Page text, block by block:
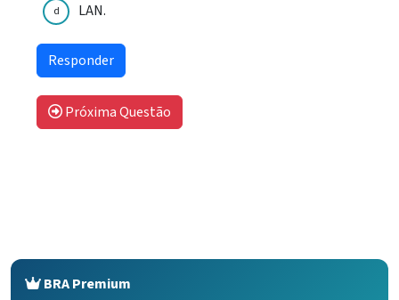
d LAN.
Próxima Questão
BRA Premium